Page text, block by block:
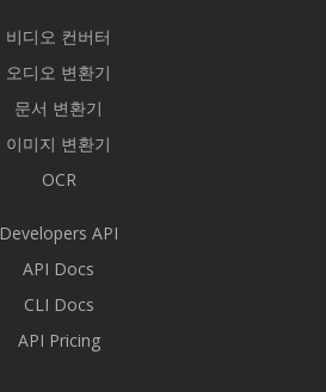
비디오 컨버터
오디오 변환기
문서 변환기
이미지 변환기
OCR
Developers API
API Docs
CLI Docs
API Pricing